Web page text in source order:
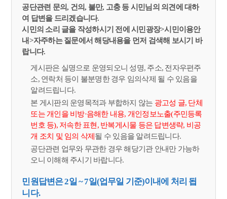
공단관련 문의, 건의, 불만, 고충 등 시민님의 의견에 대하
여 답변을 드리겠습니다.
시민의 소리 글을 작성하시기 전에 시민광장>시민이용안
내>자주하는 질문에서 해당내용을 먼저 검색해 보시기 바
랍니다.
게시판은 실명으로 운영되오니 성명, 주소, 전자우편주
소, 연락처 등이 불분명한 경우 임의삭제 될 수 있음을
알려드립니다.
본 게시판의 운영목적과 부합하지 않는 광고성 글, 단체
또는 개인을 비방·음해한 내용, 개인정보노출(주민등록
번호 등), 저속한 표현, 반복게시물 등은 답변생략, 비공
개 조치 및 임의 삭제 될 수 있음을 알려드립니다.
공단관련 업무와 무관한 경우 해당기관 안내만 가능하
오니 이해해 주시기 바랍니다.
민원답변은 2일 ~ 7일(업무일 기준)이내에 처리 됩
니다.